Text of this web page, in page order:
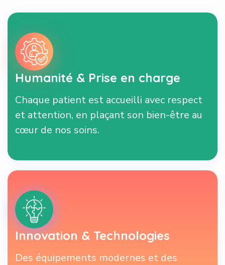
Humanité & Prise en charge
Chaque patient est accueilli avec respect
et attention, en plaçant son bien-être au
cœur de nos soins.
Innovation & Technologies
Des équipements modernes et des